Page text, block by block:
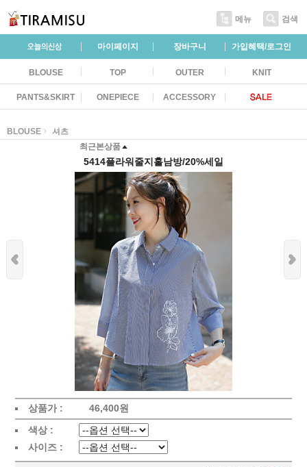
메뉴 검색
마이페이지 장바구니 가입혜택/로그인
BLOUSE TOP OUTER KNIT
PANTS&SKIRT ONEPIECE ACCESSORY
BLOUSE
셔츠
최근본상품
5414플라워줄지훌남방/20%세일
상품가 : 46,400원
색상 :
사이즈 :